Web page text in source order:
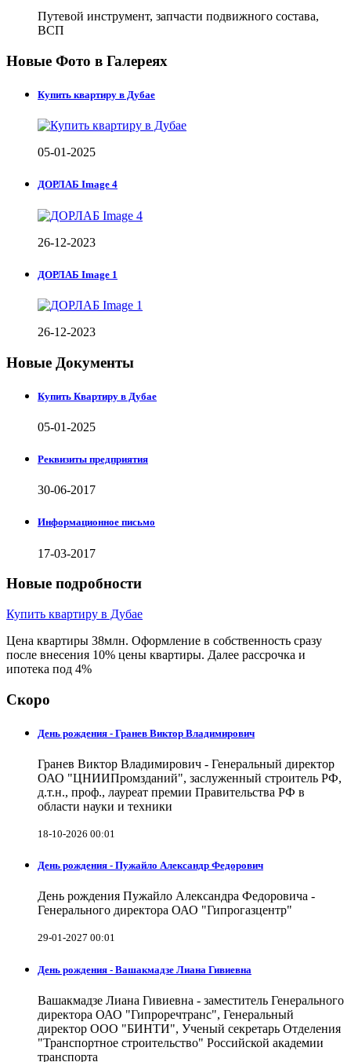
Путевой инструмент, запчасти подвижного состава,
ВСП
Новые Фото в Галереях
Купить квартиру в Дубае
05-01-2025
ДОРЛАБ Image 4
26-12-2023
ДОРЛАБ Image 1
26-12-2023
Новые Документы
Купить Квартиру в Дубае
05-01-2025
Реквизиты предприятия
30-06-2017
Информационное письмо
17-03-2017
Новые подробности
Купить квартиру в Дубае
Цена квартиры 38млн. Оформление в собственность сразу
после внесения 10% цены квартиры. Далее рассрочка и
ипотека под 4%
Скоро
День рождения - Гранев Виктор Владимирович
Гранев Виктор Владимирович - Генеральный директор
ОАО "ЦНИИПромзданий", заслуженный строитель РФ,
д.т.н., проф., лауреат премии Правительства РФ в
области науки и техники
18-10-2026 00:01
День рождения - Пужайло Александр Федорович
День рождения Пужайло Александра Федоровича -
Генерального директора ОАО "Гипрогазцентр"
29-01-2027 00:01
День рождения - Вашакмадзе Лиана Гивиевна
Вашакмадзе Лиана Гивиевна - заместитель Генерального
директора ОАО "Гипроречтранс", Генеральный
директор ООО "БИНТИ", Ученый секретарь Отделения
"Транспортное строительство" Российской академии
транспорта